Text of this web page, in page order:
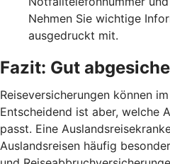
Nehmen Sie wichtige
ausgedruckt mit.
Fazit: Gut
Reiseversicherungen können
Entscheidend ist aber, welche
passt. Eine
Auslandsreisen häufig